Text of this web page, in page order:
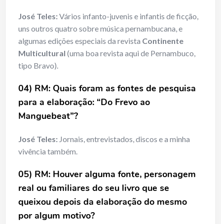
José Teles:Vários infanto-juvenis e infantis de ficção,
uns outros quatro sobre música pernambucana, e
algumas edições especiais da revista Continente
Multicultural (uma boa revista aqui de Pernambuco,
tipo Bravo).
04) RM: Quais foram as fontes de pesquisa
para a elaboração: “Do Frevo ao
Manguebeat”?
José Teles: Jornais, entrevistados, discos e a minha
vivência também.
05) RM: Houver alguma fonte, personagem
real ou familiares do seu livro que se
queixou depois da elaboração do mesmo
por algum motivo?